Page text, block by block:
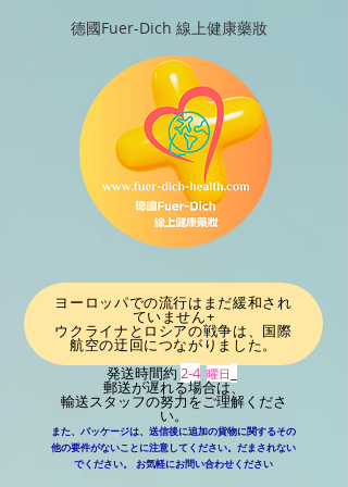
德國Fuer-Dich 線上健康藥妝
ヨーロッパでの流行はまだ緩和され
ていません+
ウクライナとロシアの戦争は、国際
航空の迂回につながりました。
発送時間約 2-4 曜日
郵送が遅れる場合は、
輸送スタッフの努力をご理解くださ
い。
また、パッケージは、送信後に追加の貨物に関するその
他の要件がないことに注意してください。だまされない
でください。
お気軽にお問い合わせください